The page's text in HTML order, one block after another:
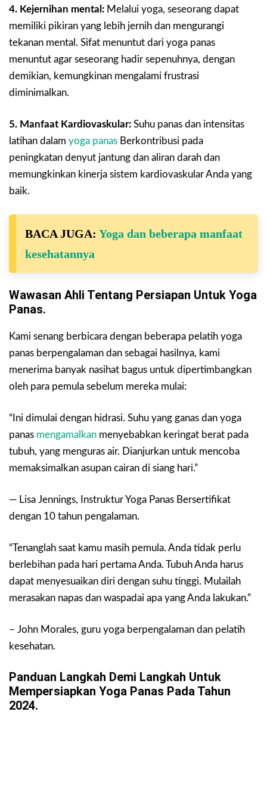
4. Kejernihan mental: Melalui yoga, seseorang dapat
memiliki pikiran yang lebih jernih dan mengurangi
tekanan mental. Sifat menuntut dari yoga panas
menuntut agar seseorang hadir sepenuhnya, dengan
demikian, kemungkinan mengalami frustrasi
diminimalkan.
5. Manfaat Kardiovaskular: Suhu panas dan intensitas
latihan dalam yoga panas Berkontribusi pada
peningkatan denyut jantung dan aliran darah dan
memungkinkan kinerja sistem kardiovaskular Anda yang
baik.
BACA JUGA: Yoga dan beberapa manfaat
kesehatannya
Wawasan Ahli Tentang Persiapan Untuk Yoga
Panas.
Kami senang berbicara dengan beberapa pelatih yoga
panas berpengalaman dan sebagai hasilnya, kami
menerima banyak nasihat bagus untuk dipertimbangkan
oleh para pemula sebelum mereka mulai:
“Ini dimulai dengan hidrasi. Suhu yang ganas dan yoga
panas mengamalkan menyebabkan keringat berat pada
tubuh, yang menguras air. Dianjurkan untuk mencoba
memaksimalkan asupan cairan di siang hari.”
— Lisa Jennings, Instruktur Yoga Panas Bersertifikat
dengan 10 tahun pengalaman.
“Tenanglah saat kamu masih pemula. Anda tidak perlu
berlebihan pada hari pertama Anda. Tubuh Anda harus
dapat menyesuaikan diri dengan suhu tinggi. Mulailah
merasakan napas dan waspadai apa yang Anda lakukan.”
– John Morales, guru yoga berpengalaman dan pelatih
kesehatan.
Panduan Langkah Demi Langkah Untuk
Mempersiapkan Yoga Panas Pada Tahun
2024.